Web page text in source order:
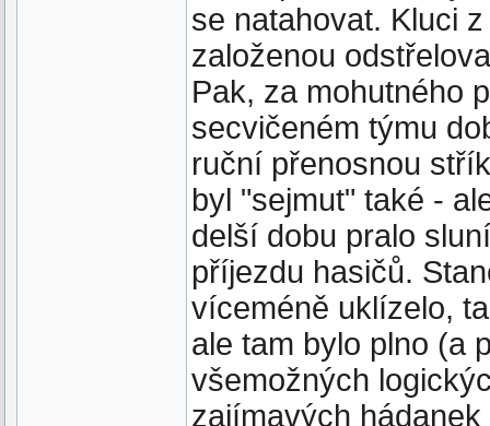
se natahovat. Kluci
založenou
Pak, za mohutného
secvičeném týmu
ruční přenosnou
byl "sejmut" také -
delší dobu pralo
příjezdu hasičů.
víceméně uklízelo,
ale tam bylo plno (a
všemožných
zajímavých